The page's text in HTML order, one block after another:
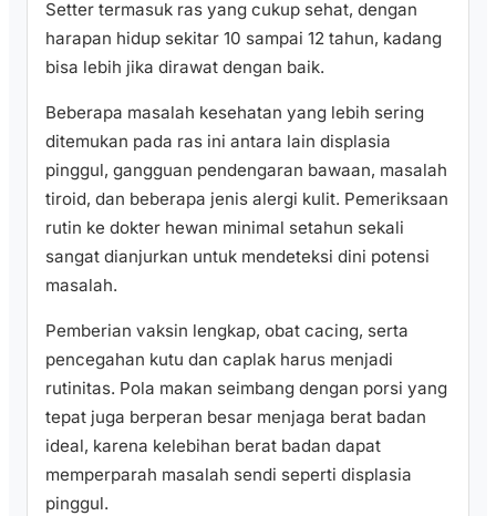
Setter termasuk ras yang cukup sehat, dengan
harapan hidup sekitar 10 sampai 12 tahun, kadang
bisa lebih jika dirawat dengan baik.
Beberapa masalah kesehatan yang lebih sering
ditemukan pada ras ini antara lain displasia
pinggul, gangguan pendengaran bawaan, masalah
tiroid, dan beberapa jenis alergi kulit. Pemeriksaan
rutin ke dokter hewan minimal setahun sekali
sangat dianjurkan untuk mendeteksi dini potensi
masalah.
Pemberian vaksin lengkap, obat cacing, serta
pencegahan kutu dan caplak harus menjadi
rutinitas. Pola makan seimbang dengan porsi yang
tepat juga berperan besar menjaga berat badan
ideal, karena kelebihan berat badan dapat
memperparah masalah sendi seperti displasia
pinggul.